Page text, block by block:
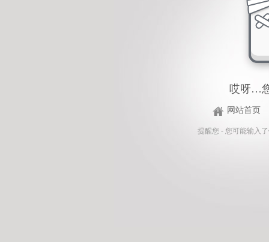
哎呀…
网站首页
提醒您 - 您可能输入